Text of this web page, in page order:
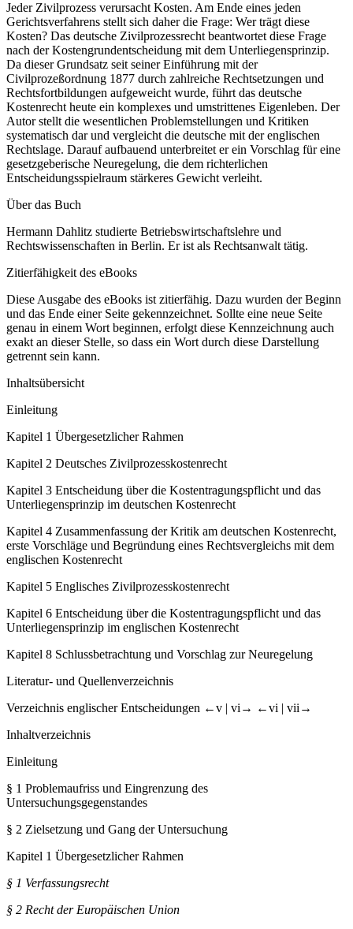
Jeder Zivilprozess verursacht Kosten. Am Ende eines jeden
Gerichtsverfahrens stellt sich daher die Frage: Wer trägt diese
Kosten? Das deutsche Zivilprozessrecht beantwortet diese Frage
nach der Kostengrundentscheidung mit dem Unterliegensprinzip.
Da dieser Grundsatz seit seiner Einführung mit der
Civilprozeßordnung 1877 durch zahlreiche Rechtsetzungen und
Rechtsfortbildungen aufgeweicht wurde, führt das deutsche
Kostenrecht heute ein komplexes und umstrittenes Eigenleben. Der
Autor stellt die wesentlichen Problemstellungen und Kritiken
systematisch dar und vergleicht die deutsche mit der englischen
Rechtslage. Darauf aufbauend unterbreitet er ein Vorschlag für eine
gesetzgeberische Neuregelung, die dem richterlichen
Entscheidungsspielraum stärkeres Gewicht verleiht.
Über das Buch
Hermann Dahlitz studierte Betriebswirtschaftslehre und
Rechtswissenschaften in Berlin. Er ist als Rechtsanwalt tätig.
Zitierfähigkeit des eBooks
Diese Ausgabe des eBooks ist zitierfähig. Dazu wurden der Beginn
und das Ende einer Seite gekennzeichnet. Sollte eine neue Seite
genau in einem Wort beginnen, erfolgt diese Kennzeichnung auch
exakt an dieser Stelle, so dass ein Wort durch diese Darstellung
getrennt sein kann.
Inhaltsübersicht
Einleitung
Kapitel 1 Übergesetzlicher Rahmen
Kapitel 2 Deutsches Zivilprozesskostenrecht
Kapitel 3 Entscheidung über die Kostentragungspflicht und das
Unterliegensprinzip im deutschen Kostenrecht
Kapitel 4 Zusammenfassung der Kritik am deutschen Kostenrecht,
erste Vorschläge und Begründung eines Rechtsvergleichs mit dem
englischen Kostenrecht
Kapitel 5 Englisches Zivilprozesskostenrecht
Kapitel 6 Entscheidung über die Kostentragungspflicht und das
Unterliegensprinzip im englischen Kostenrecht
Kapitel 8 Schlussbetrachtung und Vorschlag zur Neuregelung
Literatur- und Quellenverzeichnis
Verzeichnis englischer Entscheidungen ←v | vi→ ←vi | vii→
Inhaltverzeichnis
Einleitung
§ 1 Problemaufriss und Eingrenzung des
Untersuchungsgegenstandes
§ 2 Zielsetzung und Gang der Untersuchung
Kapitel 1 Übergesetzlicher Rahmen
§ 1 Verfassungsrecht
§ 2 Recht der Europäischen Union